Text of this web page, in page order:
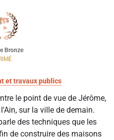
Bronze
et travaux publics
le point de vue de Jérôme,
sur la ville de demain.
des techniques que les
de construire des maisons